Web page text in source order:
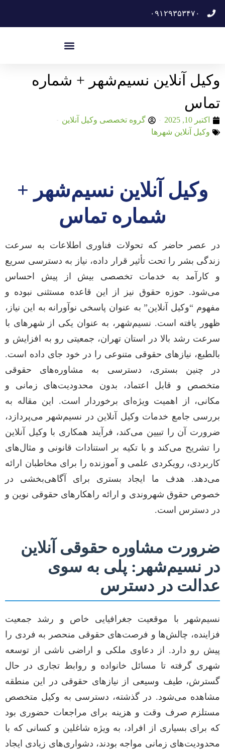
۰۹۱۲۹۳۵۳۴۷۰
وکیل آنلاین نسیم‌شهر + شماره
تماس
اکتبر 10, 2025
گروه تخصصی وکیل آنلاین
وکیل آنلاین شهرها
وکیل آنلاین نسیم‌شهر +
شماره تماس
در عصر حاضر که تحولات فناوری اطلاعات به سرعت
زندگی بشر را تحت تأثیر قرار داده، نیاز به دسترسی سریع
و کارآمد به خدمات تخصصی بیش از پیش احساس
می‌شود. حوزه حقوق نیز از این قاعده مستثنی نبوده و
مفهوم “وکیل آنلاین” به عنوان پاسخی نوآورانه به این نیاز،
ظهور یافته است. نسیم‌شهر، به عنوان یکی از شهرهای با
سرعت رشد بالا در استان تهران، جمعیتی رو به افزایش و
بالطبع، نیازهای حقوقی متنوعی را در خود جای داده است.
در چنین بستری، دسترسی به مشاوره‌های حقوقی
متخصص و قابل اعتماد، بدون محدودیت‌های زمانی و
مکانی، از اهمیت ویژه‌ای برخوردار است. این مقاله به
بررسی جامع خدمات وکیل آنلاین در نسیم‌شهر می‌پردازد،
ضرورت آن را تبیین می‌کند، فرآیند همکاری با وکیل آنلاین
را تشریح می‌کند و با تکیه بر استنادات قانونی و مثال‌های
کاربردی، رویکردی علمی و آموزنده را برای مخاطبان ارائه
می‌دهد. هدف ما ایجاد بستری برای آگاهی‌بخشی در
خصوص حقوق شهروندی و ارائه راهکارهای حقوقی نوین و
در دسترس است.
ضرورت مشاوره حقوقی آنلاین
در نسیم‌شهر: پلی به سوی
عدالت در دسترس
نسیم‌شهر با موقعیت جغرافیایی خاص و رشد جمعیت
فزاینده، چالش‌ها و فرصت‌های حقوقی منحصر به فردی را
پیش رو دارد. از دعاوی ملکی و اراضی ناشی از توسعه
شهری گرفته تا مسائل خانواده و روابط تجاری در حال
گسترش، طیف وسیعی از نیازهای حقوقی در این منطقه
مشاهده می‌شود. در گذشته، دسترسی به وکیل متخصص
مستلزم صرف وقت و هزینه برای مراجعات حضوری بود
که برای بسیاری از افراد، به ویژه شاغلین و کسانی که با
محدودیت‌های زمانی مواجه بودند، دشواری‌های زیادی ایجاد